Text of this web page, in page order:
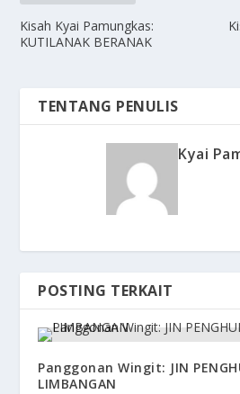
Kisah Kyai Pamungkas:
KUTILANAK BERANAK
TENTANG PENULIS
Kyai
POSTING TERKAIT
Panggonan Wingit: JIN
LIMBANGAN